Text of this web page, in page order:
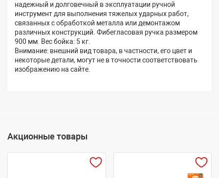
надежный и долговечный в эксплуатации ручной
инструмент для выполнения тяжелых ударных работ,
связанных с обработкой металла или демонтажом
различных конструкций. Фибегласовая ручка размером
900 мм. Вес бойка: 5 кг.
Внимание: внешний вид товара, в частности, его цвет и
некоторые детали, могут не в точности соответствовать
изображению на сайте.
Акционные товары